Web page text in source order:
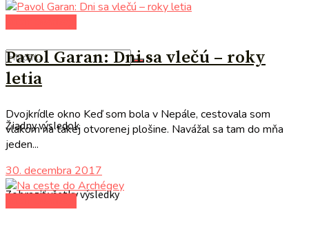
Žiadny výsledok
Zobraziť všetky výsledky
Pavol Garan: Dni sa vlečú – roky
letia
Dvojkrídle okno Keď som bola v Nepále, cestovala som
vlakom na takej otvorenej plošine. Navážal sa tam do mňa
jeden...
30. decembra 2017